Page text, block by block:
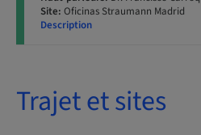
Site: Oficinas Straumann Madrid
Description
Trajet et sites